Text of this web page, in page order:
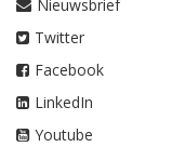
Nieuwsbrief
Twitter
Facebook
LinkedIn
Youtube